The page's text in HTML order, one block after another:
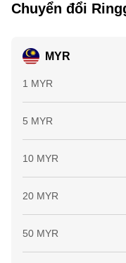
Chuyển đổi
MYR
1 MYR
5 MYR
10 MYR
20 MYR
50 MYR